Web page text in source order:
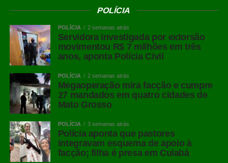
POLÍCIA
POLÍCIA 2 semanas atrás
Servidora investigada por extorsão
movimentou R$ 7 milhões em três
anos, aponta Polícia Civil
POLÍCIA 2 semanas atrás
Megaoperação mira facção e cumpre
27 mandados em quatro cidades de
Mato Grosso
POLÍCIA 3 semanas atrás
Polícia aponta que pastores
integravam esquema de apoio à
facção; filha é presa em Cuiabá